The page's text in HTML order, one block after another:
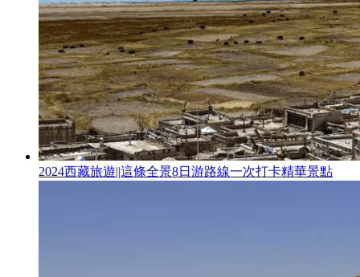
2024西藏旅遊||這條全景8日游路線一次打卡精華景點